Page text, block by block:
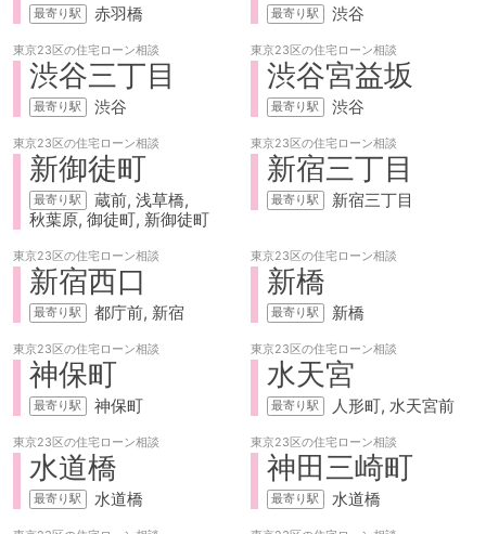
赤羽橋 渋谷
東京23区の住宅ローン相談
渋谷三丁目
渋谷
東京23区の住宅ローン相談
渋谷宮益坂
渋谷
東京23区の住宅ローン相談
新御徒町
蔵前 浅草橋
秋葉原 御徒町 新御徒町
東京23区の住宅ローン相談
新宿三丁目
新宿三丁目
東京23区の住宅ローン相談
新宿西口
都庁前 新宿
東京23区の住宅ローン相談
新橋
新橋
東京23区の住宅ローン相談
神保町
神保町
東京23区の住宅ローン相談
水天宮
人形町 水天宮前
東京23区の住宅ローン相談
水道橋
水道橋
東京23区の住宅ローン相談
神田三崎町
水道橋